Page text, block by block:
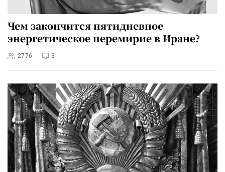
Чем закончится пятидневное
энергетическое перемирие в Иране?
2776 3